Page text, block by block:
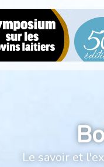
Le savoir et